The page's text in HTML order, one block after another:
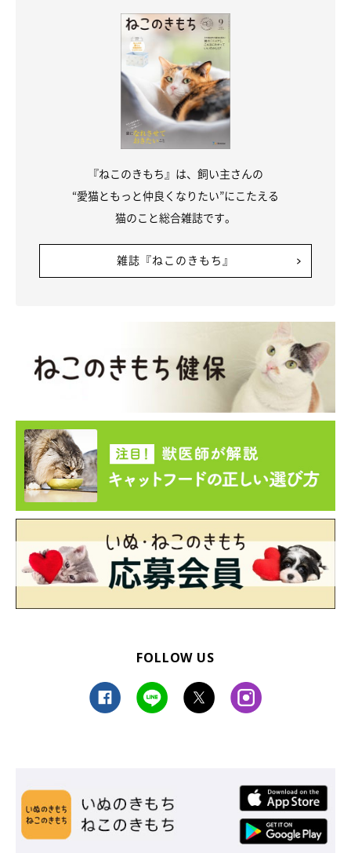
『ねこのきもち』は、飼い主さんの
“愛猫ともっと仲良くなりたい”にこたえる
猫のこと総合雑誌です。
雑誌『ねこのきもち』
FOLLOW US